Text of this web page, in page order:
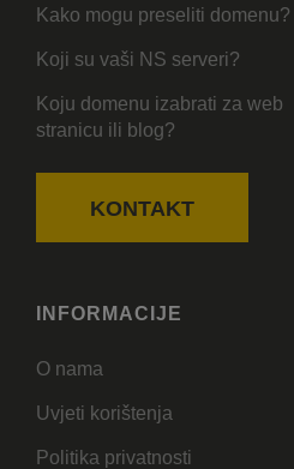
Kako mogu preseliti domenu?
Koji su vaši NS serveri?
Koju domenu izabrati za web
stranicu ili blog?
KONTAKT
INFORMACIJE
O nama
Uvjeti korištenja
Politika privatnosti